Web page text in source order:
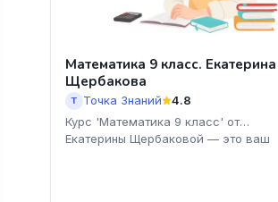
Математика 9 класс. Екатерина
Щербакова
Т Точка Знаний
4.8
Курс 'Математика 9 класс' от
Екатерины Щербаковой — это ваш